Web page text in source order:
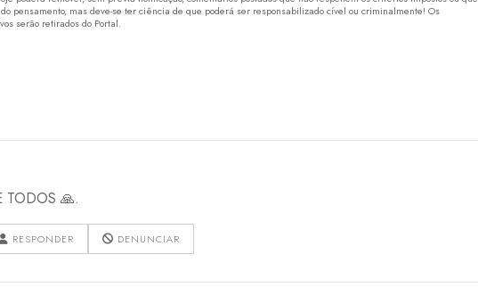
pensamento, mas deve-se ter ciência de que poderá ser responsabilizado cível ou criminalmente! Os
serão retirados do Portal.
TODOS 🙏.
RESPONDER DENUNCIAR